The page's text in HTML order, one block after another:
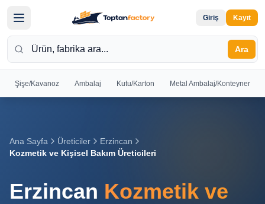
Giriş Kayıt
Ara
Şişe/Kavanoz Ambalaj Kutu/Karton Metal Ambalaj/Konteyner
Giriş yapın
veya kayıt
Giriş
Kayıt
Ana Sayfa Üreticiler
Erzincan
Kozmetik ve Kişisel Bakım Üreticileri
Erzincan Kozmetik ve